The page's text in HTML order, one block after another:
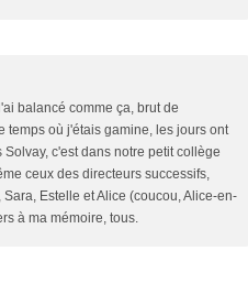
balancé comme ça, brut de
temps où j'étais gamine, les jours ont
c'est dans notre petit collège
ceux des directeurs successifs,
Estelle et Alice (coucou, Alice-en-
à ma mémoire, tous.